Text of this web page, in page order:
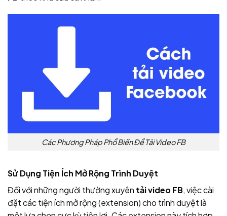
Các Phương Pháp Phổ Biến Để Tải Video FB
Sử Dụng Tiện Ích Mở Rộng Trình Duyệt
Đối với những người thường xuyên tải video FB, việc cài
đặt các tiện ích mở rộng (extension) cho trình duyệt là